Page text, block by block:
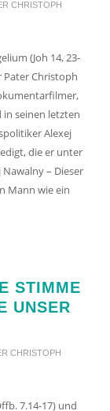
CHRISTOPH
(Joh 14, 23-
Pater Christoph
seinen letzten
Alexej
die er unter
– Dieser
Mann wie ein
STIMME
UNSER
CHRISTOPH
7.14-17) und